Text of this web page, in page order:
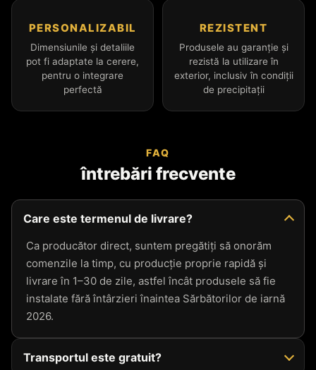
PERSONALIZABIL
Dimensiunile și detaliile
pot fi adaptate la cerere,
pentru o integrare
perfectă
REZISTENT
Produsele au garanție și
rezistă la utilizare în
exterior, inclusiv în condiții
de precipitații
FAQ
întrebări frecvente
Care este termenul de livrare?
Ca producător direct, suntem pregătiți să onorăm
comenzile la timp, cu producție proprie rapidă și
livrare în 1–30 de zile, astfel încât produsele să fie
instalate fără întârzieri înaintea Sărbătorilor de iarnă
2026.
Transportul este gratuit?